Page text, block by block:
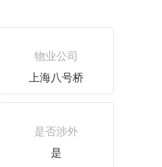
物业公司
上海八号桥
是否涉外
是